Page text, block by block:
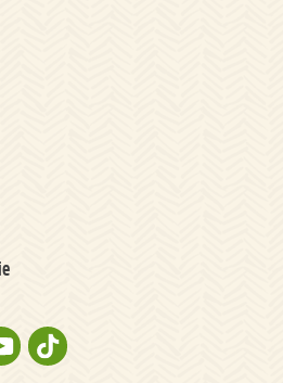
OP INSTAGRAM
OP PINTEREST
NATURESCANNER OP YOUTUBE
NATURESCANNER OP TIKTOK